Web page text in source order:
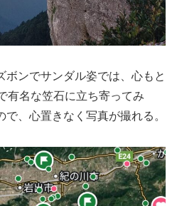
ボンでサンダル姿では、心もと
有名な笠石に立ち寄ってみ
、心置きなく写真が撮れる。